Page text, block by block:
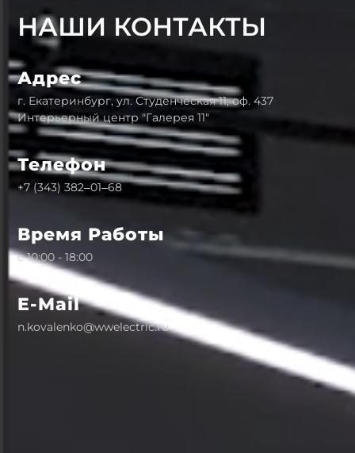
НАШИ КОНТАКТЫ
Адрес
г. Екатеринбург, ул. Студенческая 11, оф. 437
Интерьерный центр "Галерея 11"
Телефон
+7 (343) 382‒01‒68
Время Работы
с 10:00 - 18:00
E-Mail
n.kovalenko@wwelectric.ru